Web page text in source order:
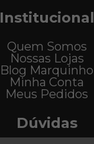
Institucional
Quem Somos
Nossas Lojas
Blog Marquinho
Minha Conta
Meus Pedidos
Dúvidas